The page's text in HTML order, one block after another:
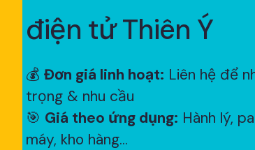
điện tử Thiên Ý
💰 Đơn giá linh hoạt: Liên hệ để
trọng & nhu cầu
🎯 Giá theo ứng dụng: Hành lý,
máy, kho hàng...